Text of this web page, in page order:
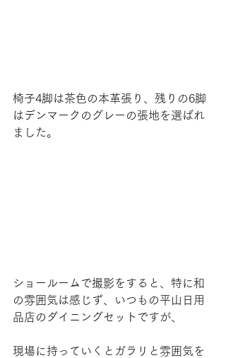
椅子4脚は茶色の本革張り、残りの6脚
はデンマークのグレーの張地を選ばれ
ました。
ショールームで撮影をすると、特に和
の雰囲気は感じず、いつもの平山日用
品店のダイニングセットですが、
現場に持っていくとガラリと雰囲気を